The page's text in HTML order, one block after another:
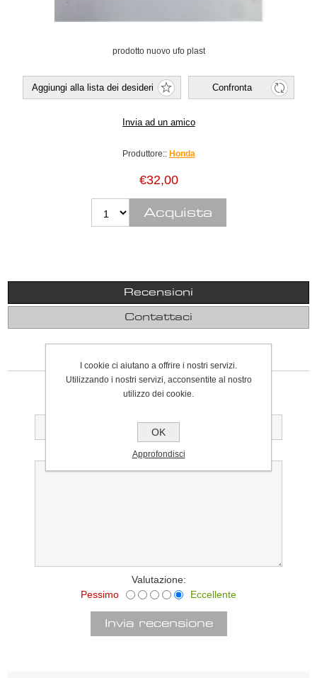
prodotto nuovo ufo plast
Produttore:: Honda
€32,00
Recensioni
Contattaci
Solo gli utenti registrati possono scrivere recensioni
Testo della recensione:
Valutazione:
Pessimo
Eccellente
I cookie ci aiutano a offrire i nostri servizi.
Utilizzando i nostri servizi, acconsentite al nostro
utilizzo dei cookie.
OK
Approfondisci